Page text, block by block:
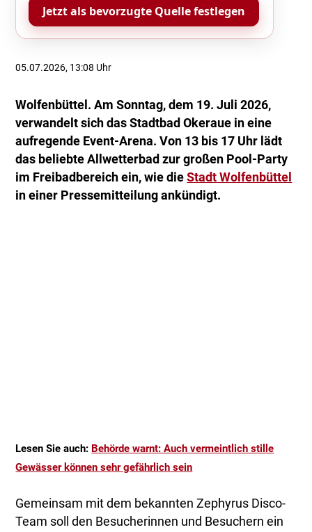
Jetzt als bevorzugte Quelle festlegen
05.07.2026, 13:08 Uhr
Wolfenbüttel. Am Sonntag, dem 19. Juli 2026,
verwandelt sich das Stadtbad Okeraue in eine
aufregende Event-Arena. Von 13 bis 17 Uhr lädt
das beliebte Allwetterbad zur großen Pool-Party
im Freibadbereich ein, wie dieStadt Wolfenbüttel
in einer Pressemitteilung ankündigt.
Lesen Sie auch: Behörde warnt: Auch vermeintlich stille
Gewässer können sehr gefährlich sein
Gemeinsam mit dem bekannten Zephyrus Disco-
Team soll den Besucherinnen und Besuchern ein